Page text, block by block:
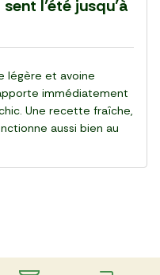
l’été jusqu’à
légère et avoine
immédiatement
Une recette fraîche,
aussi bien au